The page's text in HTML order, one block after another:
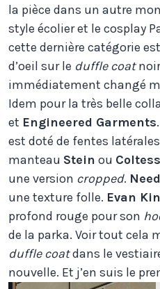
la pièce dans un autre
style écolier et le cosplay
cette dernière catégorie
d’oeil sur le duffle coatnoir
immédiatement changé
Idem pour la très belle
et Engineered Garments
est doté de fentes
manteau Stein ou
une version cropped.
une texture folle. Evan
profond rouge pour son
de la parka. Voir tout cela
duffle coatdans le
nouvelle. Et j’en suis le